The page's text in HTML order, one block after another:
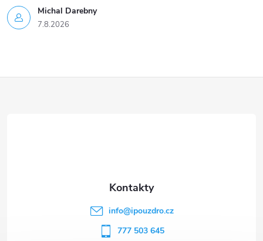
Michal Darebny
7.8.2026
info@ipouzdro.cz
777 503 645